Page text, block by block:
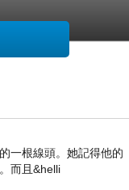
一根線頭。她記得他的
而且&helli